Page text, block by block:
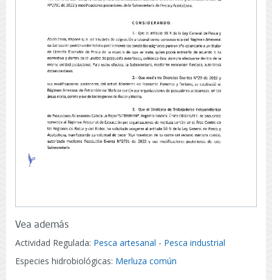
Vea además
Actividad Regulada: Pesca artesanal - Pesca industrial
Especies hidrobiológicas: Merluza común